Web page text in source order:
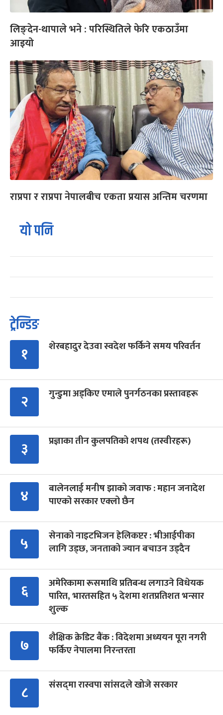
लिङ्देन-थापाले भने : परिस्थितिले फेरि एकठाउँमा
आइयो
राप्रपा र राप्रपा नेपालबीच एकता प्रयास अन्तिम चरणमा
यो पनि
ट्रेन्डिङ
१ शेरबहादुर देउवा स्वदेश फर्किने समय परिवर्तन
२ गुन्डुमा अड्किए एमाले पुनर्गठनका प्रस्तावहरू
३ प्रज्ञाका तीन कुलपतिको शपथ (तस्वीरहरू)
४
बालेनलाई मनीष झाको जवाफ : महान जनादेश
पाएको सरकार एक्लो छैन
५
सेनाको नाइटभिजन हेलिकप्टर : भीआईपीका
लागि उड्छ, जनताको ज्यान बचाउन उड्दैन
६
अमेरिकामा रूसमाथि प्रतिबन्ध लगाउने विधेयक
पारित, भारतसहित ५ देशमा शतप्रतिशत भन्सार
शुल्क
७
शैक्षिक क्रेडिट बैंक : विदेशमा अध्ययन पूरा नगरी
फर्किए नेपालमा निरन्तरता
८ संसद्‍मा रास्वपा सांसदले खोजे सरकार